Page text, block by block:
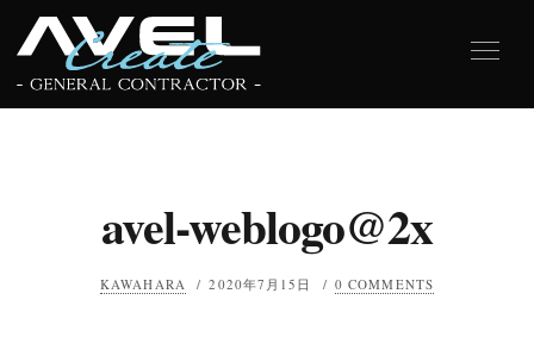
avel-weblogo@2x
KAWAHARA / 2020年7月15日 / 0 COMMENTS